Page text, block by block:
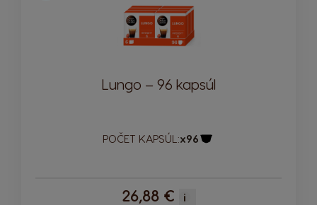
Lungo – 96 kapsúl
POČET KAPSÚL:x96
26,88 € i